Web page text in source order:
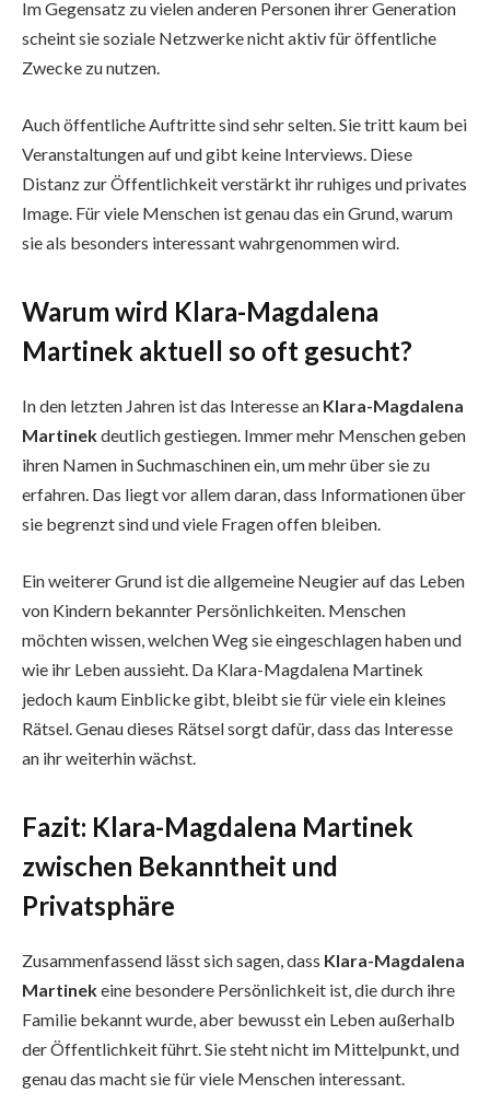
Im Gegensatz zu vielen anderen Personen ihrer Generation
scheint sie soziale Netzwerke nicht aktiv für öffentliche
Zwecke zu nutzen.
Auch öffentliche Auftritte sind sehr selten. Sie tritt kaum bei
Veranstaltungen auf und gibt keine Interviews. Diese
Distanz zur Öffentlichkeit verstärkt ihr ruhiges und privates
Image. Für viele Menschen ist genau das ein Grund, warum
sie als besonders interessant wahrgenommen wird.
Warum wird Klara-Magdalena
Martinek aktuell so oft gesucht?
In den letzten Jahren ist das Interesse an Klara-Magdalena
Martinekdeutlich gestiegen. Immer mehr Menschen geben
ihren Namen in Suchmaschinen ein, um mehr über sie zu
erfahren. Das liegt vor allem daran, dass Informationen über
sie begrenzt sind und viele Fragen offen bleiben.
Ein weiterer Grund ist die allgemeine Neugier auf das Leben
von Kindern bekannter Persönlichkeiten. Menschen
möchten wissen, welchen Weg sie eingeschlagen haben und
wie ihr Leben aussieht. Da Klara-Magdalena Martinek
jedoch kaum Einblicke gibt, bleibt sie für viele ein kleines
Rätsel. Genau dieses Rätsel sorgt dafür, dass das Interesse
an ihr weiterhin wächst.
Fazit: Klara-Magdalena Martinek
zwischen Bekanntheit und
Privatsphäre
Zusammenfassend lässt sich sagen, dass Klara-Magdalena
Martinekeine besondere Persönlichkeit ist, die durch ihre
Familie bekannt wurde, aber bewusst ein Leben außerhalb
der Öffentlichkeit führt. Sie steht nicht im Mittelpunkt, und
genau das macht sie für viele Menschen interessant.